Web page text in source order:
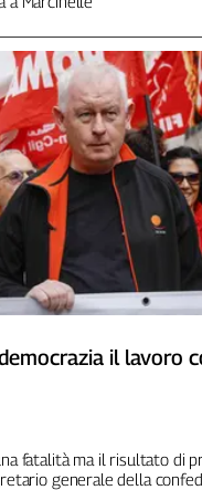
il lavoro
fatalità ma il risultato di
generale della